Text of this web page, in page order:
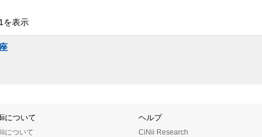
を表示
について
について
ヘルプ
CiNii Research